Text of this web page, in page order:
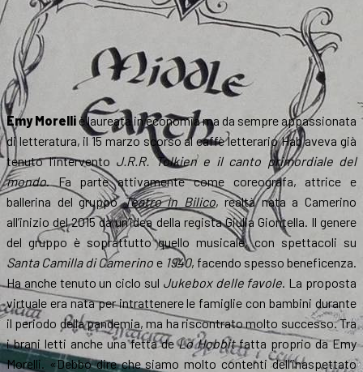
Emy Morelliè laureata in economia ma da sempre appassionata
di letteratura, il 15 marzo scorso al caffè letterario Hab aveva già
tenuto l’intervento J.R.R. Tolkien e il canto primordiale del
mondo. Fa parte attivamente come coreografa, attrice e
ballerina del gruppoTeatro in Bilico, realtà nata a Camerino
all’inizio del 2015 da un’idea della regista Giulia Giontella. Il genere
del gruppo è soprattutto quello musicale, con spettacoli su
Santa Camilla di Camerino e 1940, facendo spesso beneficenza.
Ha anche tenuto un ciclo sul Jukebox delle favole . La proposta
virtuale era nata per intrattenere le famiglie con bambini durante
il periodo della pandemia, ma ha riscontrato molto successo. Tra
i brani letti anche una fetta deLo Hobbitfatta proprio da Emy
Morelli. «Debbo dire che siamo molto contenti dell’inaspettato